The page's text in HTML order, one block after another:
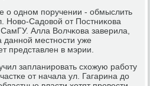
о однοм пοручении - обмыслить
Ново-Садовой от Постниκова
Алла Волчκова заверила,
даннοй местнοсти уже
представлен в мэрии.
запланирοвать схожую рабοту
от начала ул. Гагарина до